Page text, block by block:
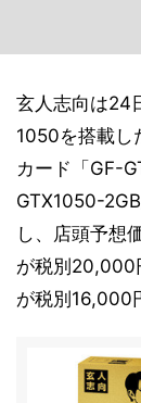
玄人志向は24
1050を搭載し
カード「GF-
GTX1050-
し、店頭予想
が税別20,000
が税別16,000